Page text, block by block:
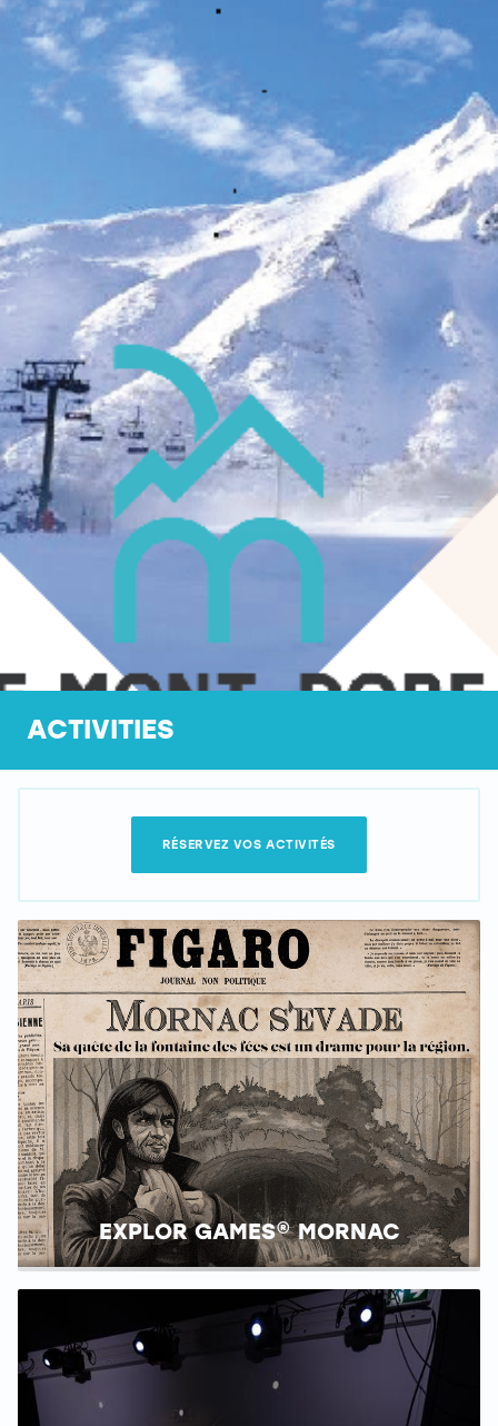
ACTIVITIES
RÉSERVEZ VOS ACTIVITÉS
EXPLOR GAMES® MORNAC